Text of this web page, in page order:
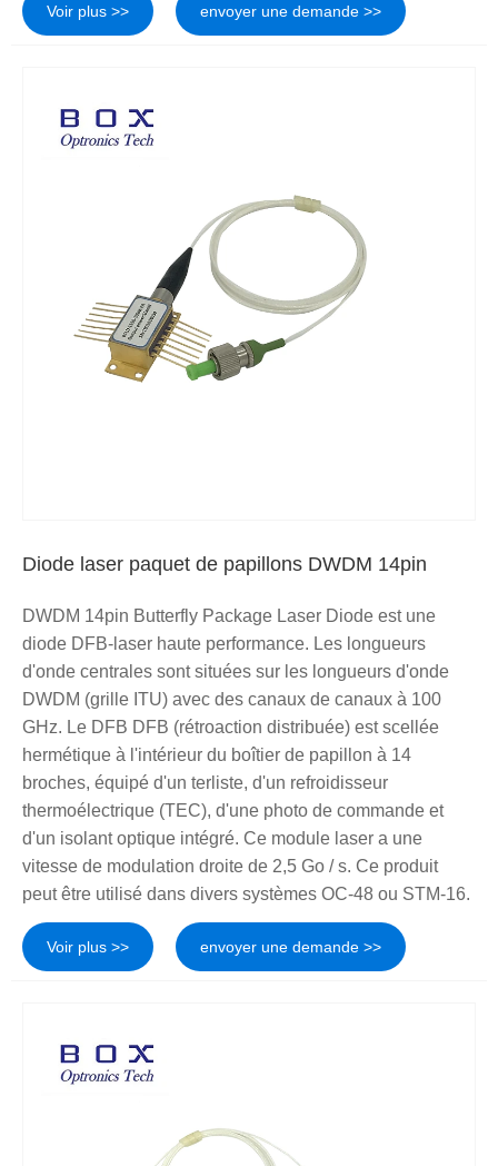
Voir plus >> envoyer une demande >>
Diode laser paquet de papillons DWDM 14pin
DWDM 14pin Butterfly Package Laser Diode est une
diode DFB-laser haute performance. Les longueurs
d'onde centrales sont situées sur les longueurs d'onde
DWDM (grille ITU) avec des canaux de canaux à 100
GHz. Le DFB DFB (rétroaction distribuée) est scellée
hermétique à l'intérieur du boîtier de papillon à 14
broches, équipé d'un terliste, d'un refroidisseur
thermoélectrique (TEC), d'une photo de commande et
d'un isolant optique intégré. Ce module laser a une
vitesse de modulation droite de 2,5 Go / s. Ce produit
peut être utilisé dans divers systèmes OC-48 ou STM-16.
Voir plus >> envoyer une demande >>